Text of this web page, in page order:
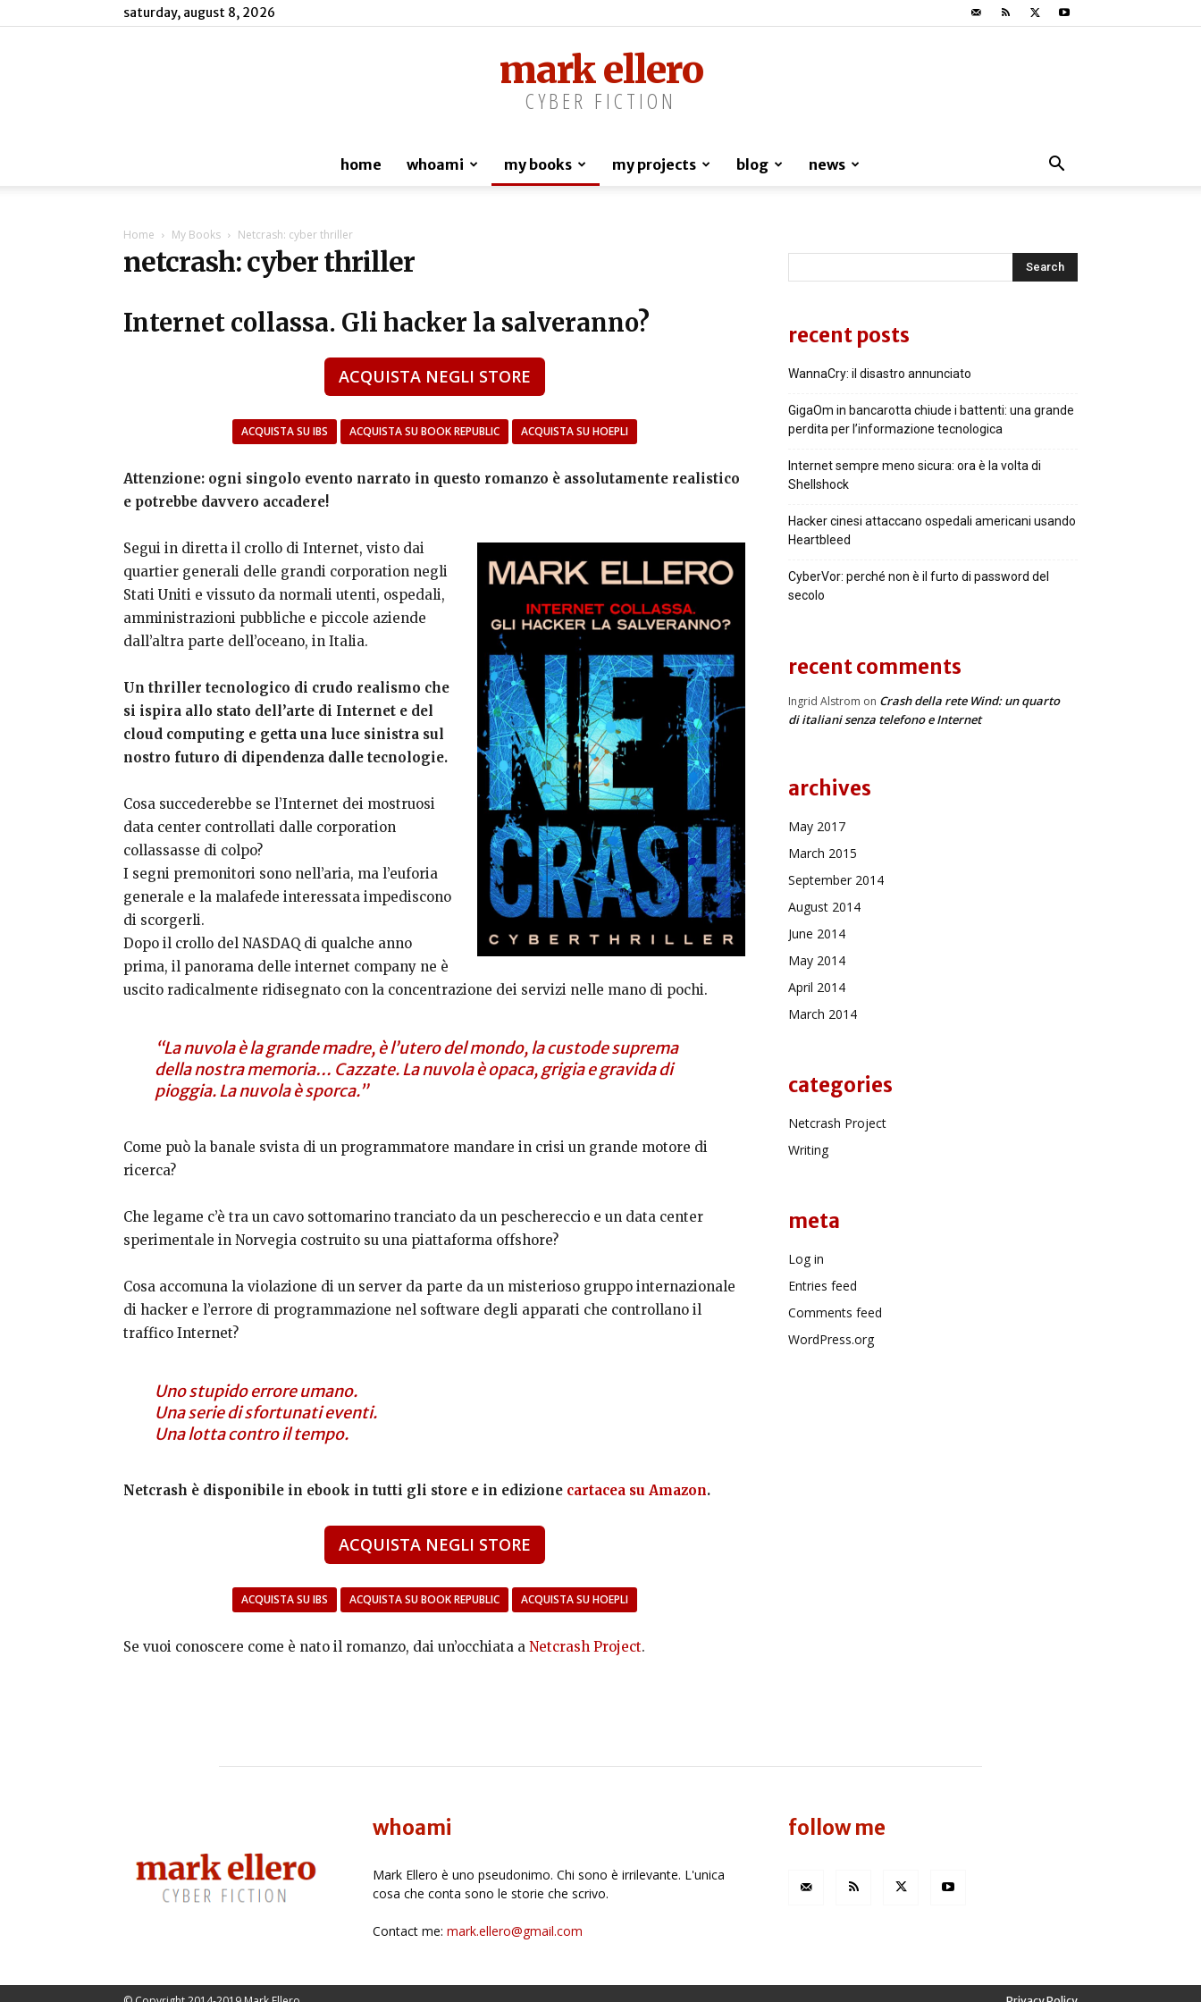
saturday, august 8, 2026
mark ellero
CYBER FICTION
home whoami my books my projects blog news
Home My Books Netcrash: cyber thriller
netcrash: cyber thriller
Internet collassa. Gli hacker la salveranno?
ACQUISTA NEGLI STORE
ACQUISTA SU IBS ACQUISTA SU BOOK REPUBLIC ACQUISTA SU HOEPLI
Attenzione: ogni singolo evento narrato in questo romanzo è assolutamente realistico
e potrebbe davvero accadere!
Segui in diretta il crollo di Internet, visto dai
quartier generali delle grandi corporation negli
Stati Uniti e vissuto da normali utenti, ospedali,
amministrazioni pubbliche e piccole aziende
dall’altra parte dell’oceano, in Italia.
Un thriller tecnologico di crudo realismo che
si ispira allo stato dell’arte di Internet e del
cloud computing e getta una luce sinistra sul
nostro futuro di dipendenza dalle tecnologie.
Cosa succederebbe se l’Internet dei mostruosi
data center controllati dalle corporation
collassasse di colpo?
I segni premonitori sono nell’aria, ma l’euforia
generale e la malafede interessata impediscono
di scorgerli.
Dopo il crollo del NASDAQ di qualche anno
prima, il panorama delle internet company ne è
uscito radicalmente ridisegnato con la concentrazione dei servizi nelle mano di pochi.
“La nuvola è la grande madre, è l’utero del mondo, la custode suprema
della nostra memoria… Cazzate. La nuvola è opaca, grigia e gravida di
pioggia. La nuvola è sporca.”
Come può la banale svista di un programmatore mandare in crisi un grande motore di
ricerca?
Che legame c’è tra un cavo sottomarino tranciato da un peschereccio e un data center
sperimentale in Norvegia costruito su una piattaforma offshore?
Cosa accomuna la violazione di un server da parte da un misterioso gruppo internazionale
di hacker e l’errore di programmazione nel software degli apparati che controllano il
traffico Internet?
Uno stupido errore umano.
Una serie di sfortunati eventi.
Una lotta contro il tempo.
Netcrash è disponibile in ebook in tutti gli store e in edizione cartacea su Amazon.
ACQUISTA NEGLI STORE
ACQUISTA SU IBS ACQUISTA SU BOOK REPUBLIC ACQUISTA SU HOEPLI
Se vuoi conoscere come è nato il romanzo, dai un’occhiata a Netcrash Project.
recent posts
WannaCry: il disastro annunciato
GigaOm in bancarotta chiude i battenti: una grande
perdita per l’informazione tecnologica
Internet sempre meno sicura: ora è la volta di
Shellshock
Hacker cinesi attaccano ospedali americani usando
Heartbleed
CyberVor: perché non è il furto di password del
secolo
recent comments
Ingrid Alstrom on Crash della rete Wind: un quarto
di italiani senza telefono e Internet
archives
May 2017
March 2015
September 2014
August 2014
June 2014
May 2014
April 2014
March 2014
categories
Netcrash Project
Writing
meta
Log in
Entries feed
Comments feed
WordPress.org
whoami
Mark Ellero è uno pseudonimo. Chi sono è irrilevante. L'unica
cosa che conta sono le storie che scrivo.
Contact me: mark.ellero@gmail.com
follow me